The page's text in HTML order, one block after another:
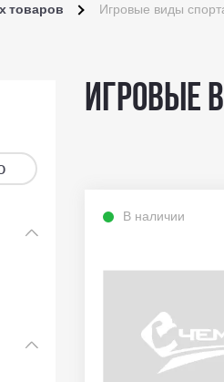
товаров Игровые виды
Игровые
В наличии